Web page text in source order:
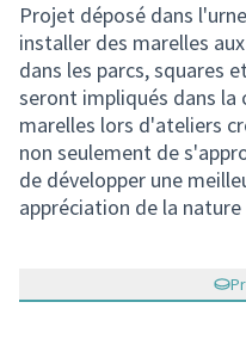
Projet déposé dans
installer des marelles
dans les parcs, squares
seront impliqués dans la
marelles lors d'ateliers
non seulement de
de développer une
appréciation de la nature